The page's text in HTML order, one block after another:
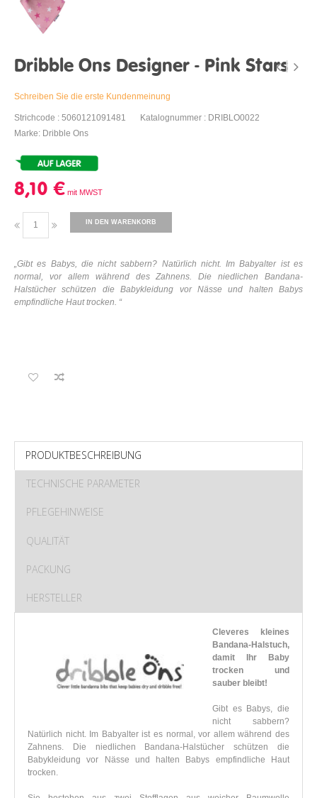
Dribble Ons Designer - Pink Stars
Schreiben Sie die erste Kundenmeinung
Strichcode : 5060121091481
Katalognummer : DRIBLO0022
Marke: Dribble Ons
8,10 €
IN DEN WARENKORB
„Gibt es Babys, die nicht sabbern? Natürlich nicht. Im Babyalter ist es
normal, vor allem während des Zahnens. Die niedlichen Bandana-
Halstücher schützen die Babykleidung vor Nässe und halten Babys
empfindliche Haut trocken. “
PRODUKTBESCHREIBUNG
TECHNISCHE PARAMETER
PFLEGEHINWEISE
QUALITÄT
PACKUNG
HERSTELLER
Cleveres kleines
Bandana-Halstuch,
damit Ihr Baby
trocken und
sauber bleibt!
Gibt es Babys, die
nicht sabbern?
Natürlich nicht. Im Babyalter ist es normal, vor allem während des
Zahnens. Die niedlichen Bandana-Halstücher schützen die
Babykleidung vor Nässe und halten Babys empfindliche Haut
trocken.